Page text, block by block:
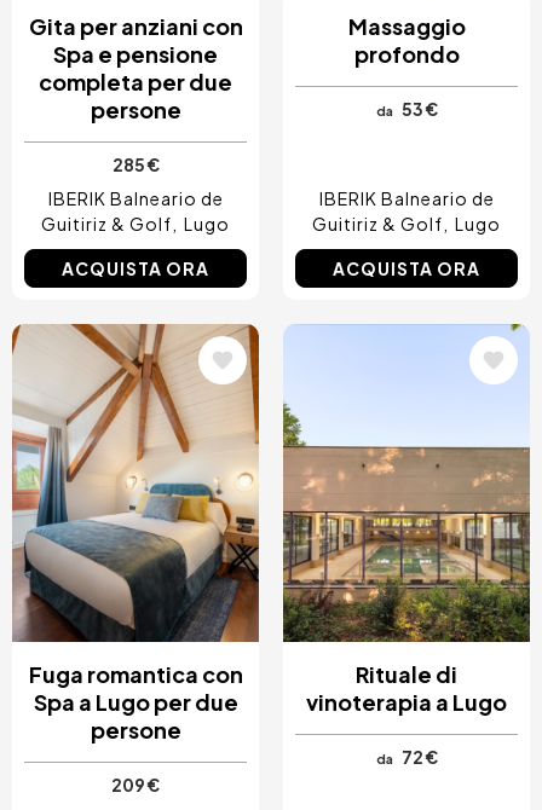
Gita per anziani con
Spa e pensione
completa per due
persone
285 €
IBERIK Balneario de
Guitiriz & Golf
Lugo
ACQUISTA ORA
Massaggio
profondo
da 53 €
IBERIK Balneario de
Guitiriz & Golf
Lugo
ACQUISTA ORA
Immagine
Fuga romantica con
Spa a Lugo per due
persone
209 €
Rituale di
vinoterapia a Lugo
da 72 €